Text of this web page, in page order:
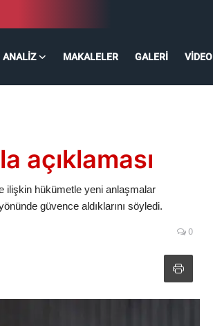
ANALIZ MAKALELER GALERI VIDEO
açıklaması
ilişkin hükümetle yeni anlaşmalar
güvence aldıklarını söyledi.
0